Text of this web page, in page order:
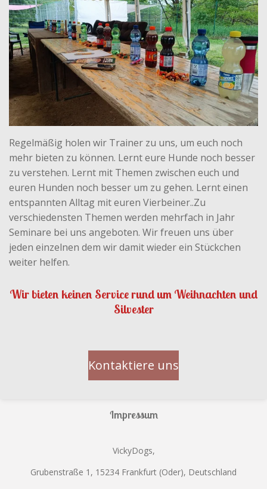
Regelmäßig holen wir Trainer zu uns, um euch noch
mehr bieten zu können. Lernt eure Hunde noch besser
zu verstehen. Lernt mit Themen zwischen euch und
euren Hunden noch besser um zu gehen. Lernt einen
entspannten Alltag mit euren Vierbeiner..Zu
verschiedensten Themen werden mehrfach in Jahr
Seminare bei uns angeboten. Wir freuen uns über
jeden einzelnen dem wir damit wieder ein Stückchen
weiter helfen.
Wir bieten keinen Service rund um Weihnachten und
Silvester
Kontaktiere uns
Impressum
VickyDogs,
Grubenstraße 1, 15234 Frankfurt (Oder), Deutschland